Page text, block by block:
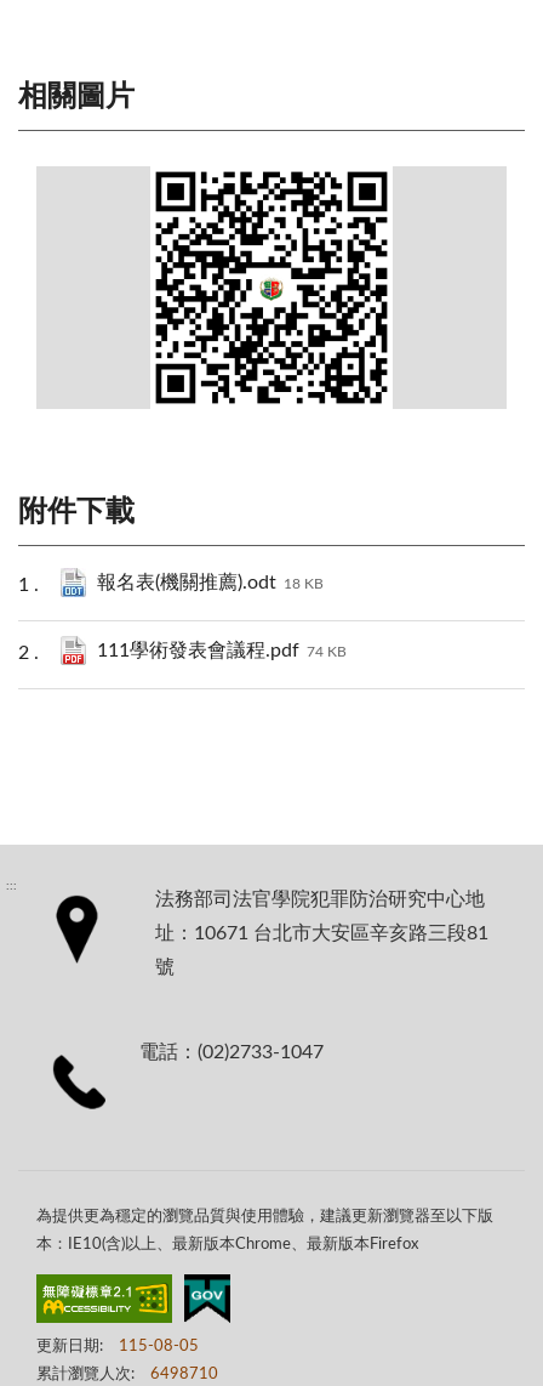
相關圖片
附件下載
報名表(機關推薦).odt 18 KB
111學術發表會議程.pdf 74 KB
:::
法務部司法官學院犯罪防治研究中心地
址：10671 台北市大安區辛亥路三段81
號
電話：(02)2733-1047
為提供更為穩定的瀏覽品質與使用體驗，建議更新瀏覽器至以下版
本：IE10(含)以上、最新版本Chrome、最新版本Firefox
更新日期:
115-08-05
累計瀏覽人次:
6498710